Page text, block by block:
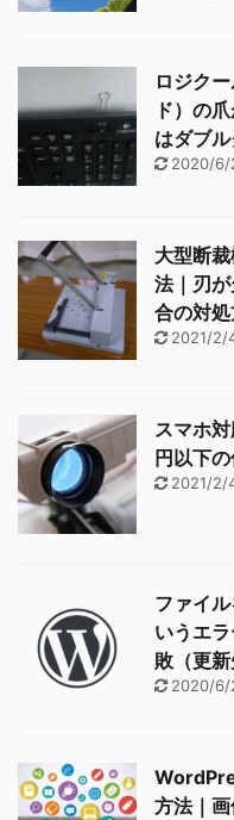
ロジク
ド）の
はダブ
2020/6/
大型断
法｜刃
合の対
2021/2/
スマホ
円以下
2021/2/
ファイ
いうエ
敗（更
2020/6/
方法｜